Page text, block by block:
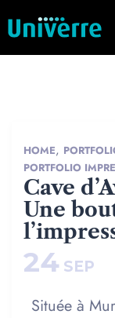
HOME,
PORTFOLIO
Cave
Une
24 SEP
Située à